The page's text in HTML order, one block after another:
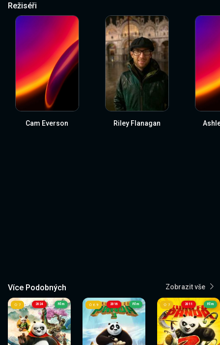
Režiséři
Cam Everson Riley Flanagan
Více Podobných Zobrazit vše
2024
7 Film 2016
6.9 Film 2011
7 Film